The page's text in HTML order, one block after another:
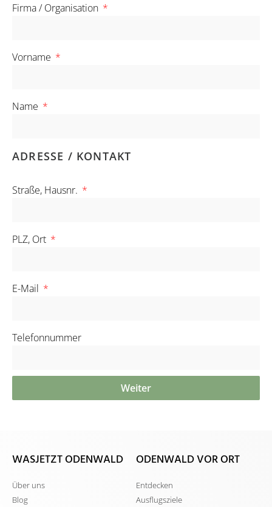
Firma / Organisation
Vorname
Name
ADRESSE / KONTAKT
Straße, Hausnr.
PLZ, Ort
E-Mail
Telefonnummer
Weiter
WASJETZT ODENWALD
Über uns
Blog
ODENWALD VOR ORT
Entdecken
Ausflugsziele